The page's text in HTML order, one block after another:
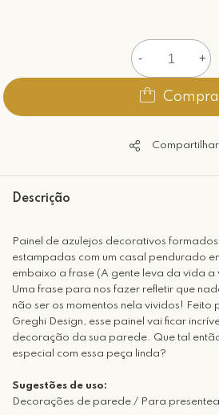
- +
Compartilhar
Descrição
Painel de azulejos decorativos
estampadas com um casal pendurado
embaixo a frase (A gente leva da vida a
Uma frase para nos fazer refletir que
não ser os momentos nela vividos! Feito
Greghi Design, esse painel vai ficar
decoração da sua parede. Que tal
especial com essa peça linda?
Sugestões de uso:
Decorações de parede / Para